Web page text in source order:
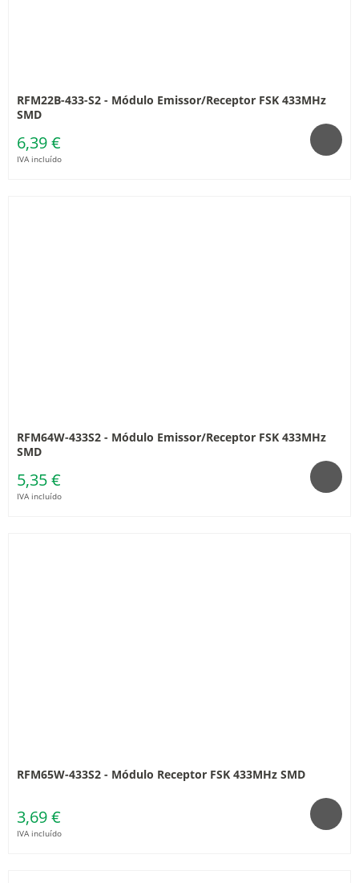
RFM22B-433-S2 - Módulo Emissor/Receptor FSK 433MHz
SMD
6,39 €
IVA incluído
RFM64W-433S2 - Módulo Emissor/Receptor FSK 433MHz
SMD
5,35 €
IVA incluído
RFM65W-433S2 - Módulo Receptor FSK 433MHz SMD
3,69 €
IVA incluído